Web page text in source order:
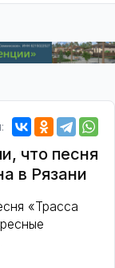
что песня
в Рязани
«Трасса